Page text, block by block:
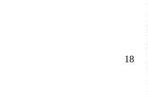
18